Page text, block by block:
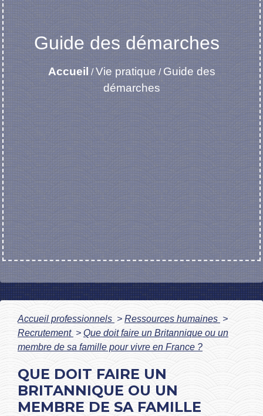
Guide des démarches
Accueil /Vie pratique/ Guide des
démarches
Accueil professionnels > Ressources humaines >
Recrutement > Que doit faire un Britannique ou un
membre de sa famille pour vivre en France ?
QUE DOIT FAIRE UN
BRITANNIQUE OU UN
MEMBRE DE SA FAMILLE